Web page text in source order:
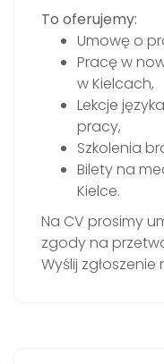
To oferujemy:
Umowę o
Pracę w
w Kielcach,
Lekcje
pracy,
Szkolenia
Bilety na
Kielce.
Na CV prosimy
zgody na
Wyślij